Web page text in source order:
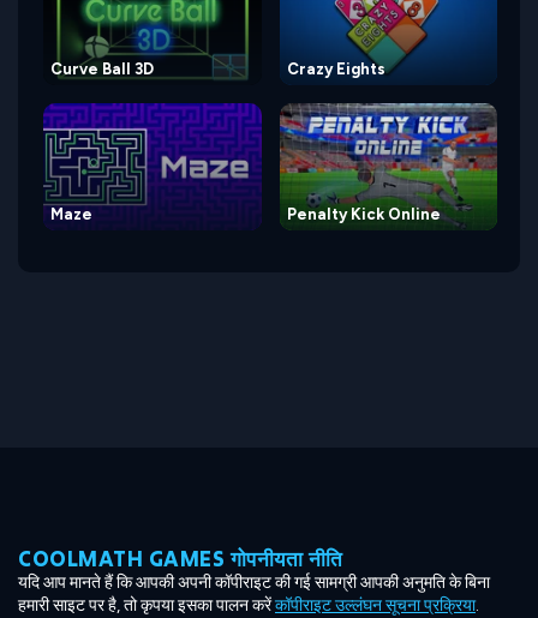
Curve Ball 3D Crazy Eights
Maze Penalty Kick Online
COOLMATH GAMES गोपनीयता नीति
यदि आप मानते हैं कि आपकी अपनी कॉपीराइट की गई सामग्री आपकी अनुमति के बिना
हमारी साइट पर है, तो कृपया इसका पालन करेंकॉपीराइट उल्लंघन सूचना प्रक्रिया.